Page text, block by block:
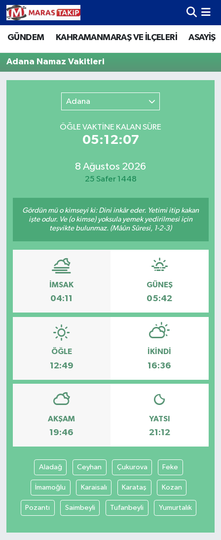
GÜNDEM KAHRAMANMARAŞ VE İLÇELERİ ASAYİŞ
Adana Namaz Vakitleri
Adana
ÖĞLE VAKTİNE KALAN SÜRE
05:12:07
8 Ağustos 2026
25 Safer 1448
Gördün mü o kimseyi ki: Dini inkâr eder. Yetimi itip kakan
işte odur. Ve (o kimse) yoksula yemek yedirilmesi için
teşvikte bulunmaz. (Mâûn Sûresi, 1-2-3)
İMSAK
04:11
GÜNEŞ
05:42
ÖĞLE
12:49
İKINDI
16:36
AKŞAM
19:46
YATSI
21:12
Aladağ Ceyhan Çukurova Feke
İmamoğlu Karaisalı Karataş Kozan
Pozantı Saimbeyli Tufanbeyli Yumurtalık
Kahramanmaraş Nöbetçi Eczaneler
Kahramanmaraş Hava Durumu
Kahramanmaraş Trafik Yoğunluk Haritası
Süper Lig Puan Durumu ve Fikstür
Tüm Manşetler
Haber Arşivi